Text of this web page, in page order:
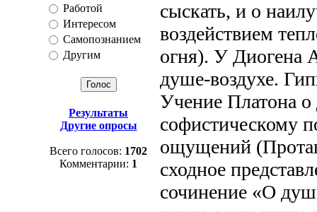
Работой
Интересом
Самопознанием
Другим
Результаты
Другие опросы
Всего голосов: 1702
Комментарии: 1
сыскать, и о
воздействием
огня). У Диогена
душе-воздухе.
Учение Платона
софистическому
ощущений
сходное
сочинение «О